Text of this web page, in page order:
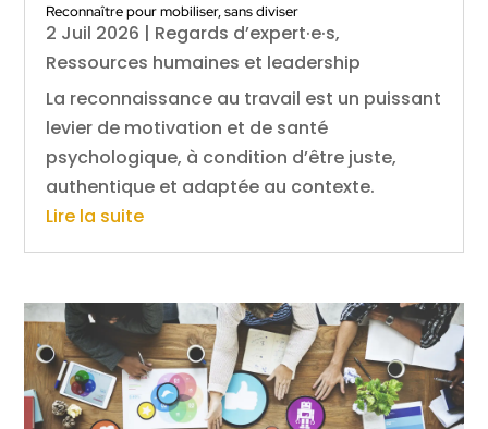
Reconnaître pour mobiliser, sans diviser
2 Juil 2026 | Regards d’expert·e·s,
Ressources humaines et leadership
La reconnaissance au travail est un puissant
levier de motivation et de santé
psychologique, à condition d’être juste,
authentique et adaptée au contexte.
Lire la suite